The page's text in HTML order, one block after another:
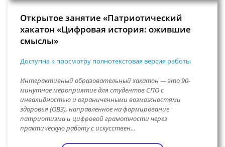
Открытое занятие «Патриотический
хакатон «Цифровая история: ожившие
смыслы»
Доступна к просмотру полнотекстовая версия работы
Интерактивный образовательный хакатон — это 90-
минутное мероприятие для студентов СПО с
инвалидностью и ограниченными возможностями
здоровья (ОВЗ), направленное на формирование
патриотизма и цифровой грамотности через
практическую работу с искусствен…